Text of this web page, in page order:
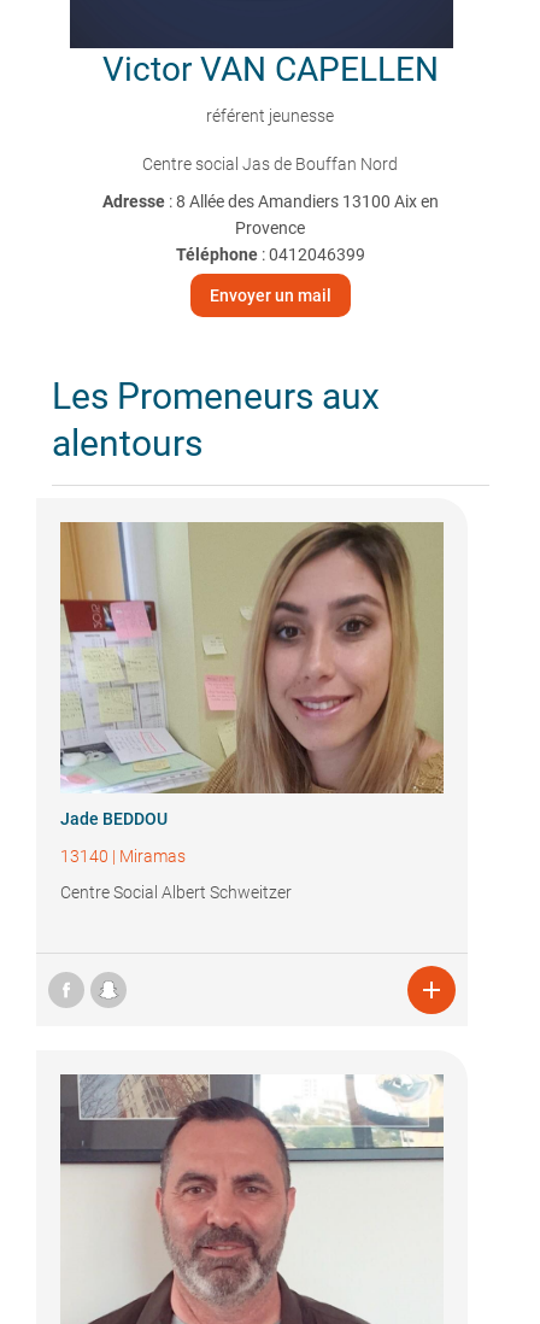
Victor VAN CAPELLEN
référent jeunesse
Centre social Jas de Bouffan Nord
Adresse : 8 Allée des Amandiers 13100 Aix en
Provence
Téléphone:0412046399
Envoyer un mail
Les Promeneurs aux
alentours
Jade BEDDOU
13140 | Miramas
Centre Social Albert Schweitzer
